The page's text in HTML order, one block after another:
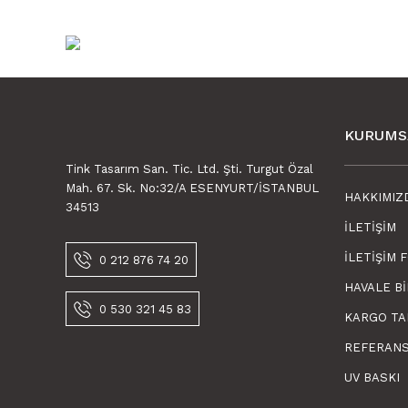
Tink Kendinden Yapışkanlı Karma Fas Dekoratif Mini Pvc
450,00 TL KDV Dahil
Tink Kendinden Yapışkanlı Mermer Desenli Pvc Karo 014
Tink Tasarım San. Tic. Ltd. Şti. Turgut Özal
Mah. 67. Sk. No:32/A ESENYURT/İSTANBUL
34513
0 212 876 74 20
0 530 321 45 83
İLETIŞIM
İLETIŞIM
HAVALE
KARGO
UV BASKI